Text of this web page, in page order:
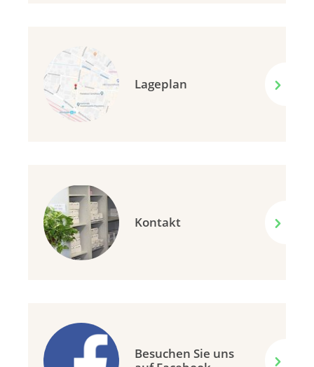
Lageplan
Kontakt
Besuchen Sie uns